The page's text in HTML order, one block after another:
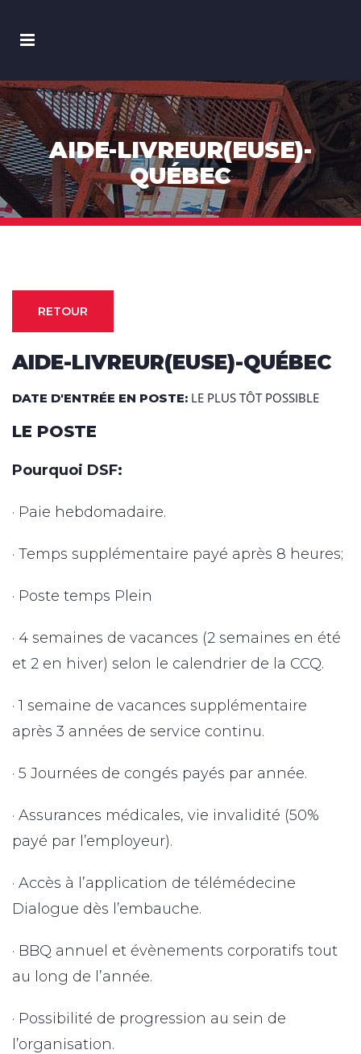
AIDE-LIVREUR(EUSE)-
QUÉBEC
RETOUR
AIDE-LIVREUR(EUSE)-QUÉBEC
DATE D'ENTRÉE EN POSTE: LE PLUS TÔT POSSIBLE
LE POSTE
Pourquoi DSF:
· Paie hebdomadaire.
· Temps supplémentaire payé après 8 heures;
· Poste temps Plein
· 4 semaines de vacances (2 semaines en été
et 2 en hiver) selon le calendrier de la CCQ.
· 1 semaine de vacances supplémentaire
après 3 années de service continu.
· 5 Journées de congés payés par année.
· Assurances médicales, vie invalidité (50%
payé par l’employeur).
· Accès à l’application de télémédecine
Dialogue dès l’embauche.
· BBQ annuel et évènements corporatifs tout
au long de l’année.
· Possibilité de progression au sein de
l’organisation.